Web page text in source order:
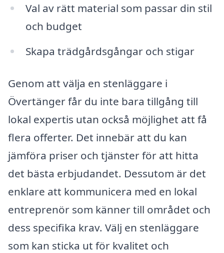
Val av rätt material som passar din stil
och budget
Skapa trädgårdsgångar och stigar
Genom att välja en stenläggare i
Övertänger får du inte bara tillgång till
lokal expertis utan också möjlighet att få
flera offerter. Det innebär att du kan
jämföra priser och tjänster för att hitta
det bästa erbjudandet. Dessutom är det
enklare att kommunicera med en lokal
entreprenör som känner till området och
dess specifika krav. Välj en stenläggare
som kan sticka ut för kvalitet och